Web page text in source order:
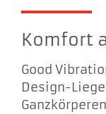
Komfort
Good
Design-